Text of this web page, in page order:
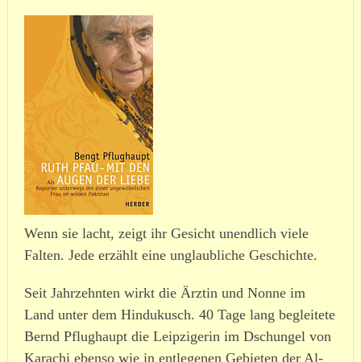
Wenn sie lacht, zeigt ihr Gesicht unendlich viele
Falten. Jede erzählt eine unglaub­liche Geschichte.
Seit Jahrzehnten wirkt die Ärztin und Nonne im
Land unter dem Hindukusch. 40 Tage lang begleitete
Bernd Pflughaupt die Leipzigerin im Dschungel von
Karachi ebenso wie in entle­genen Gebieten der Al-